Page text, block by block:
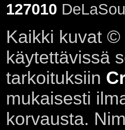
127010
Kaikki kuvat
käytettävissä
tarkoituksiin
mukaisesti
korvausta.